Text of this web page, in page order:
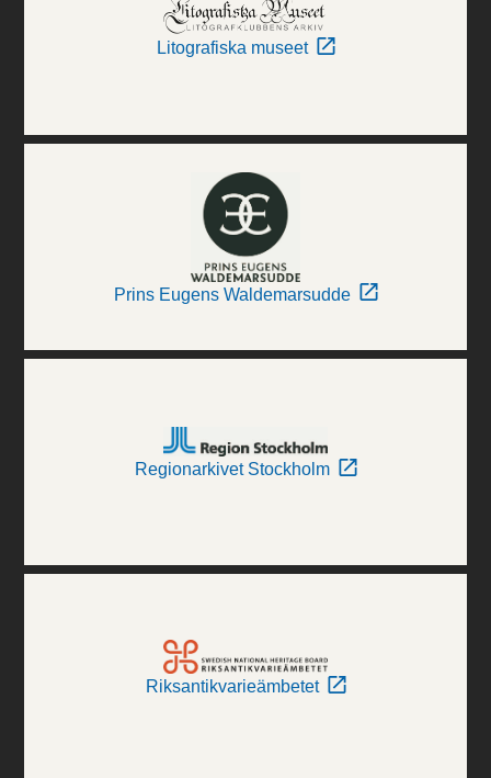
Litografiska museet
Prins Eugens Waldemarsudde
Regionarkivet Stockholm
Riksantikvarieämbetet